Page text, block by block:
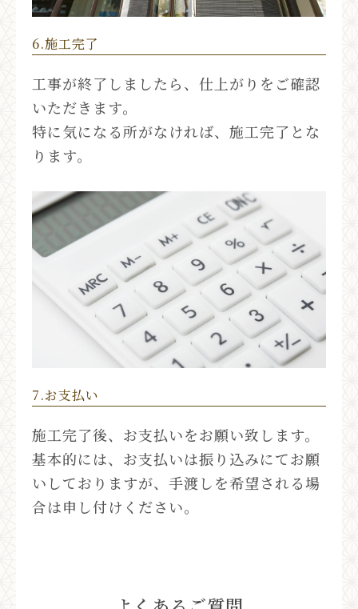
6.施工完了
工事が終了しましたら、仕上がりをご確認
いただきます。
特に気になる所がなければ、施工完了とな
ります。
7.お支払い
施工完了後、お支払いをお願い致します。
基本的には、お支払いは振り込みにてお願
いしておりますが、手渡しを希望される場
合は申し付けください。